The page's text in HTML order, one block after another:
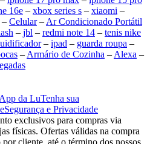
16e – xbox series s – xiaomi –
– Celular– Ar Condicionado Portátil
– jbl – redmi note 14 – tenis nike
– ipad – guarda roupa –
– Armário de Cozinha – Alexa –
da LuTenha sua
Segurança e Privacidade
exclusivos para compras via
físicas. Ofertas válidas na compra
cliente, até o término dos nossos